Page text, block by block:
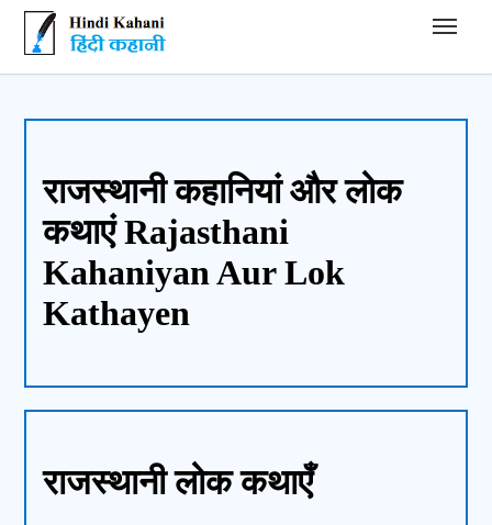
Hindi Kahani - हिंदी कहानी
राजस्थानी कहानियां और लोक
कथाएं Rajasthani
Kahaniyan Aur Lok
Kathayen
राजस्थानी लोक कथाएँ